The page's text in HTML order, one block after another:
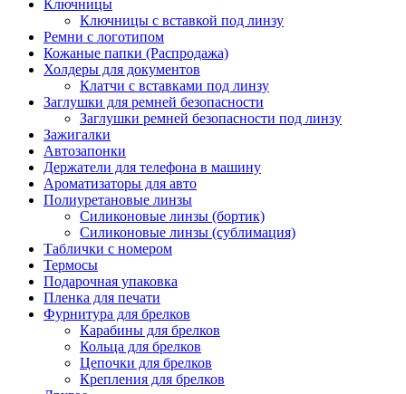
Ключницы
Ключницы с вставкой под линзу
Ремни с логотипом
Кожаные папки (Распродажа)
Холдеры для документов
Клатчи с вставками под линзу
Заглушки для ремней безопасности
Заглушки ремней безопасности под линзу
Зажигалки
Автозапонки
Держатели для телефона в машину
Ароматизаторы для авто
Полиуретановые линзы
Силиконовые линзы (бортик)
Силиконовые линзы (сублимация)
Таблички с номером
Термосы
Подарочная упаковка
Пленка для печати
Фурнитура для брелков
Карабины для брелков
Кольца для брелков
Цепочки для брелков
Крепления для брелков